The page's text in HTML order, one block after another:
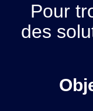
Pour
des